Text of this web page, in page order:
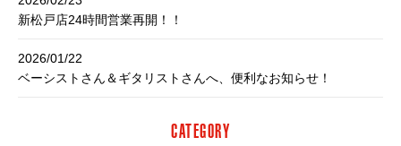
新松戸店24時間営業再開！！
2026/01/22
ベーシストさん＆ギタリストさんへ、便利なお知らせ！
CATEGORY